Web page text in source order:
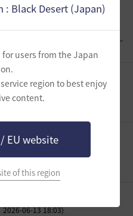
: Black Desert (Japan)
users from the Japan
region to best enjoy
content.
EU website
of this region
共有する
ワールド交流戦、優勝チームの
砂漠利用規約違反ユーザー制裁の
2026-06-13 18:03)